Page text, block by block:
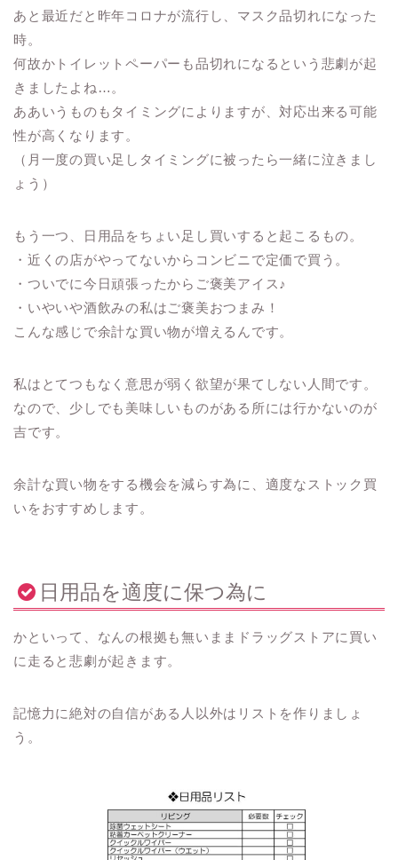
あと最近だと昨年コロナが流行し、マスク品切れになった
時。
何故かトイレットペーパーも品切れになるという悲劇が起
きましたよね…。
ああいうものもタイミングによりますが、対応出来る可能
性が高くなります。
（月一度の買い足しタイミングに被ったら一緒に泣きまし
ょう）
もう一つ、日用品をちょい足し買いすると起こるもの。
・近くの店がやってないからコンビニで定価で買う。
・ついでに今日頑張ったからご褒美アイス♪
・いやいや酒飲みの私はご褒美おつまみ！
こんな感じで余計な買い物が増えるんです。
私はとてつもなく意思が弱く欲望が果てしない人間です。
なので、少しでも美味しいものがある所には行かないのが
吉です。
余計な買い物をする機会を減らす為に、適度なストック買
いをおすすめします。
日用品を適度に保つ為に
かといって、なんの根拠も無いままドラッグストアに買い
に走ると悲劇が起きます。
記憶力に絶対の自信がある人以外はリストを作りましょ
う。